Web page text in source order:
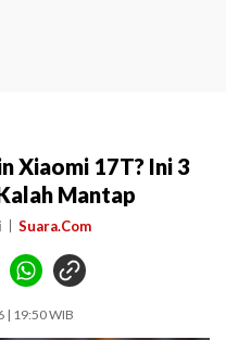
Xiaomi 17T? Ini 3
Mantap
Suara.Com
| 19:50 WIB